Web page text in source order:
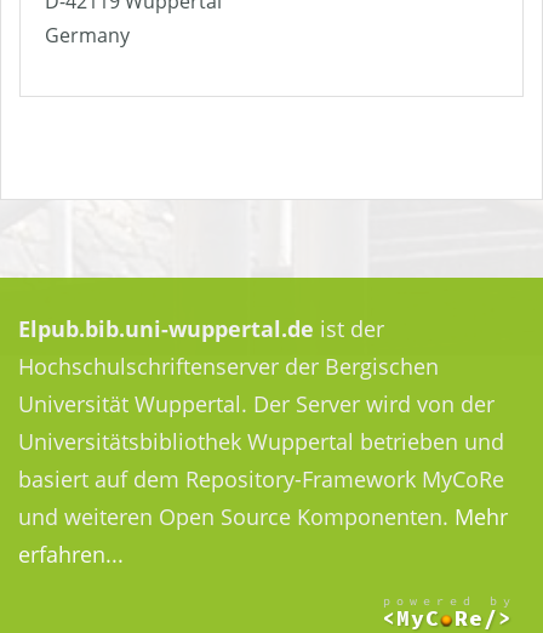
Germany
Elpub.bib.uni-wuppertal.de ist der
Hochschulschriftenserver der Bergischen
Universität Wuppertal. Der Server wird von der
Universitätsbibliothek Wuppertal betrieben und
basiert auf dem Repository-Framework MyCoRe
und weiteren Open Source Komponenten. Mehr
erfahren...